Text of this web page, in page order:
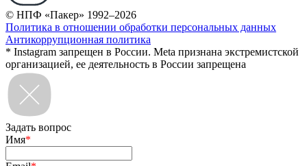
© НПФ «Пакер» 1992–2026
Политика в отношении обработки персональных данных
Антикоррупционная политика
* Instagram запрещен в России. Meta признана экстремистской
организацией, ее деятельность в России запрещена
Задать вопрос
Имя*